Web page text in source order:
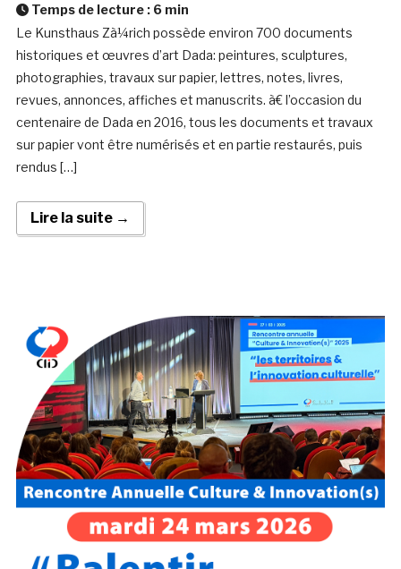
Temps de lecture : 6 min
Le Kunsthaus Zà¼rich possède environ 700 documents
historiques et œuvres d’art Dada: peintures, sculptures,
photographies, travaux sur papier, lettres, notes, livres,
revues, annonces, affiches et manuscrits. à€ l’occasion du
centenaire de Dada en 2016, tous les documents et travaux
sur papier vont être numérisés et en partie restaurés, puis
rendus […]
Lire la suite →